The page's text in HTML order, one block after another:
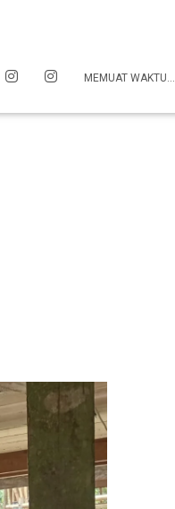
MEMUAT WAKTU…